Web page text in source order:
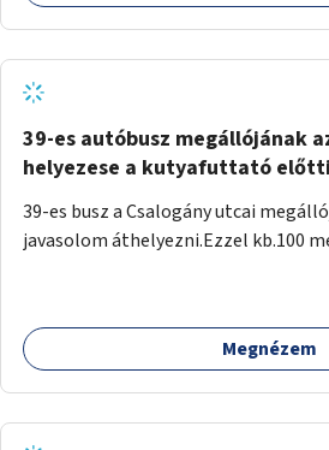
39-es autóbusz megállójának
helyezese a kutyafuttató
39-es busz a Csalogány utcai
javasolom áthelyezni.Ezzel kb.100
Megnézem